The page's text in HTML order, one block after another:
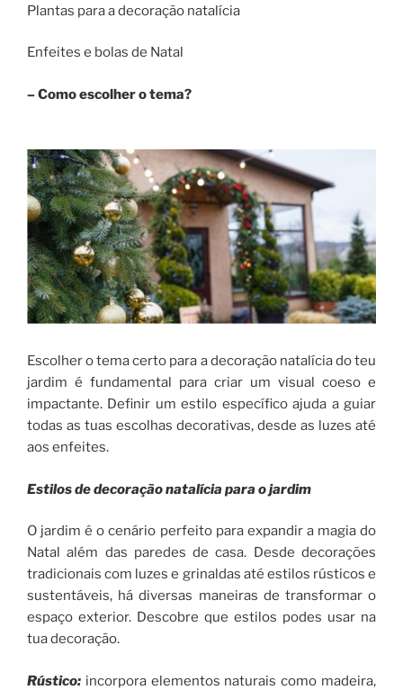
Plantas para a decoração natalícia
Enfeites e bolas de Natal
– Como escolher o tema?
Escolher o tema certo para a decoração natalícia do teu
jardim é fundamental para criar um visual coeso e
impactante. Definir um estilo específico ajuda a guiar
todas as tuas escolhas decorativas, desde as luzes até
aos enfeites.
Estilos de decoração natalícia para o jardim
O jardim é o cenário perfeito para expandir a magia do
Natal além das paredes de casa. Desde decorações
tradicionais com luzes e grinaldas até estilos rústicos e
sustentáveis, há diversas maneiras de transformar o
espaço exterior. Descobre que estilos podes usar na
tua decoração.
Rústico: incorpora elementos naturais como madeira,